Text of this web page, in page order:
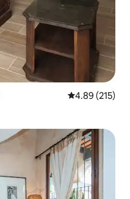
औसत रेटिंग 5 में से
4.89 (215)